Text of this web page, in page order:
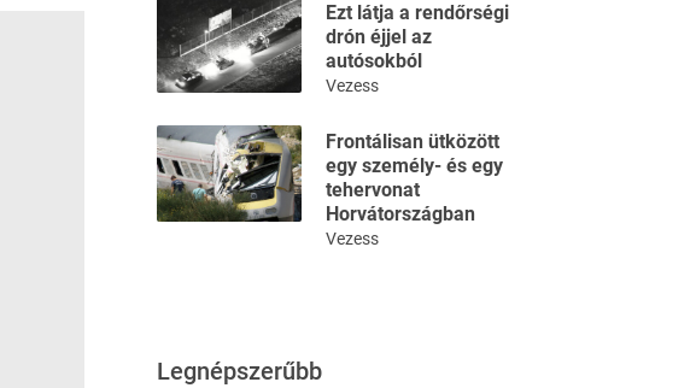
Ezt látja a rendőrségi
drón éjjel az
autósokból
Vezess
Frontálisan ütközött
egy személy- és egy
tehervonat
Horvátországban
Vezess
Legnépszerűbb